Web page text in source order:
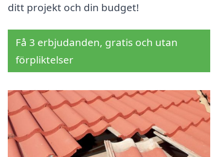
ditt projekt och din budget!
Få 3 erbjudanden, gratis och utan
förpliktelser